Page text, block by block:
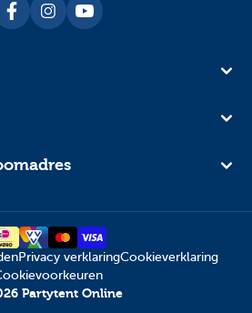
Partytent Online
Privacy verklaringCookieverklaring